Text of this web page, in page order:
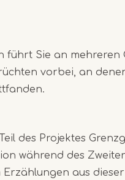
führt Sie an
vorbei, an
des Projektes
während des
aus